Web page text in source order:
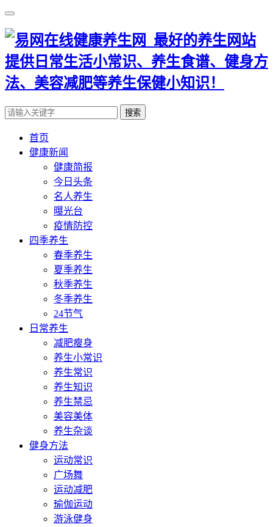
搜索
首页
健康新闻
健康简报
今日头条
名人养生
曝光台
疫情防控
四季养生
春季养生
夏季养生
秋季养生
冬季养生
24节气
日常养生
减肥瘦身
养生小常识
养生常识
养生知识
养生禁忌
美容美体
养生杂谈
健身方法
运动常识
广场舞
运动减肥
瑜伽运动
游泳健身